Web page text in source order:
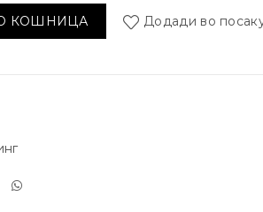
PhytoCode количина
КОШНИЦА Додади во